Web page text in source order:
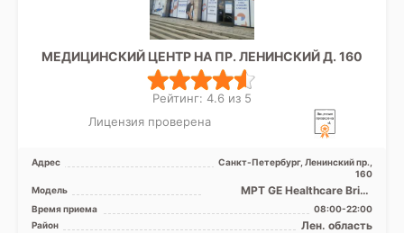
МЕДИЦИНСКИЙ ЦЕНТР НА ПР. ЛЕНИНСКИЙ Д. 160
Рейтинг: 4.6 из 5
Лицензия проверена
Адрес
Санкт-Петербург, Ленинский пр.,
160
Модель
МРТ GE Healthcare Brivo
MR355 1.5Т закрытый тип,
КТ GЕ Optima CT 520 1 ...
Время приема
08:00-22:00
Район
Лен. область